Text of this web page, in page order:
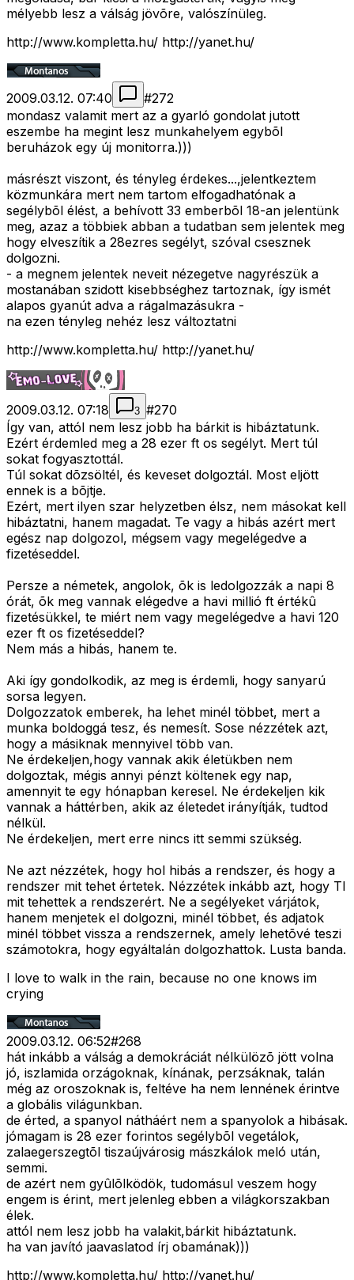
mélyebb lesz a válság jövõre, valószínüleg.
http://www.kompletta.hu/ http://yanet.hu/
2009.03.12. 07:40 #272
mondasz valamit mert az a gyarló gondolat jutott
eszembe ha megint lesz munkahelyem egybõl
beruházok egy új monitorra.)))
másrészt viszont, és tényleg érdekes...,jelentkeztem
közmunkára mert nem tartom elfogadhatónak a
segélybõl élést, a behívott 33 emberbõl 18-an jelentünk
meg, azaz a többiek abban a tudatban sem jelentek meg
hogy elveszítik a 28ezres segélyt, szóval csesznek
dolgozni.
- a megnem jelentek neveit nézegetve nagyrészük a
mostanában szidott kisebbséghez tartoznak, így ismét
alapos gyanút adva a rágalmazásukra -
na ezen tényleg nehéz lesz változtatni
http://www.kompletta.hu/ http://yanet.hu/
2009.03.12. 07:18 3 #270
Így van, attól nem lesz jobb ha bárkit is hibáztatunk.
Ezért érdemled meg a 28 ezer ft os segélyt. Mert túl
sokat fogyasztottál.
Túl sokat dõzsöltél, és keveset dolgoztál. Most eljött
ennek is a bõjtje.
Ezért, mert ilyen szar helyzetben élsz, nem másokat kell
hibáztatni, hanem magadat. Te vagy a hibás azért mert
egész nap dolgozol, mégsem vagy megelégedve a
fizetéseddel.
Persze a németek, angolok, õk is ledolgozzák a napi 8
órát, õk meg vannak elégedve a havi millió ft értékû
fizetésükkel, te miért nem vagy megelégedve a havi 120
ezer ft os fizetéseddel?
Nem más a hibás, hanem te.
Aki így gondolkodik, az meg is érdemli, hogy sanyarú
sorsa legyen.
Dolgozzatok emberek, ha lehet minél többet, mert a
munka boldoggá tesz, és nemesít. Sose nézzétek azt,
hogy a másiknak mennyivel több van.
Ne érdekeljen,hogy vannak akik életükben nem
dolgoztak, mégis annyi pénzt költenek egy nap,
amennyit te egy hónapban keresel. Ne érdekeljen kik
vannak a háttérben, akik az életedet irányítják, tudtod
nélkül.
Ne érdekeljen, mert erre nincs itt semmi szükség.
Ne azt nézzétek, hogy hol hibás a rendszer, és hogy a
rendszer mit tehet értetek. Nézzétek inkább azt, hogy TI
mit tehettek a rendszerért. Ne a segélyeket várjátok,
hanem menjetek el dolgozni, minél többet, és adjatok
minél többet vissza a rendszernek, amely lehetõvé teszi
számotokra, hogy egyáltalán dolgozhattok. Lusta banda.
I love to walk in the rain, because no one knows im
crying
2009.03.12. 06:52#268
hát inkább a válság a demokráciát nélkülözõ jött volna
jó, iszlamida orzágoknak, kínának, perzsáknak, talán
még az oroszoknak is, feltéve ha nem lennének érintve
a globális világunkban.
de érted, a spanyol nátháért nem a spanyolok a hibásak.
jómagam is 28 ezer forintos segélybõl vegetálok,
zalaegerszegtõl tiszaújvárosig mászkálok meló után,
semmi.
de azért nem gyûlõlködök, tudomásul veszem hogy
engem is érint, mert jelenleg ebben a világkorszakban
élek.
attól nem lesz jobb ha valakit,bárkit hibáztatunk.
ha van javító jaavaslatod írj obamának)))
http://www.kompletta.hu/ http://yanet.hu/